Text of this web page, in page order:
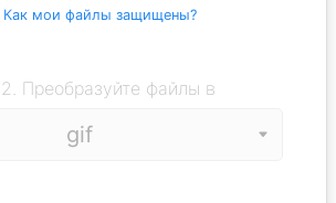
Как мои файлы защищены?
Преобразуйте файлы в